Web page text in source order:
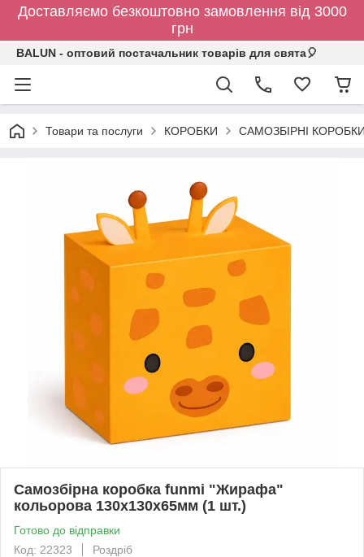
Доставляємо безкоштовно замовлення від 3000
грн
BALUN - оптовий постачальник товарів для свята🎈
Товари та послуги КОРОБКИ САМОЗБІРНІ
Самозбірна коробка funmi "Жирафа"
кольорова 130х130х65мм (1 шт.)
Готово до відправки
Код: 22323
Роздріб